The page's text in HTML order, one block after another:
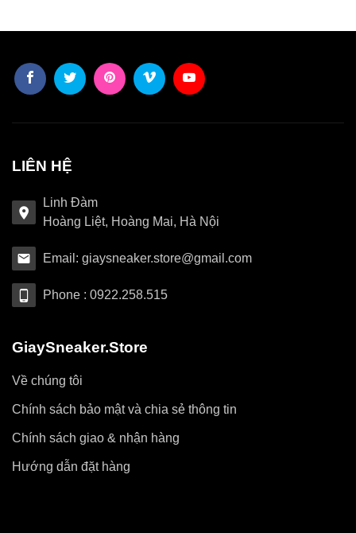
LIÊN HỆ
Linh Đàm
Hoàng Liệt, Hoàng Mai, Hà Nội
Email: giaysneaker.store@gmail.com
Phone : 0922.258.515
GiaySneaker.Store
Về chúng tôi
Chính sách bảo mật và chia sẻ thông tin
Chính sách giao & nhận hàng
Hướng dẫn đặt hàng